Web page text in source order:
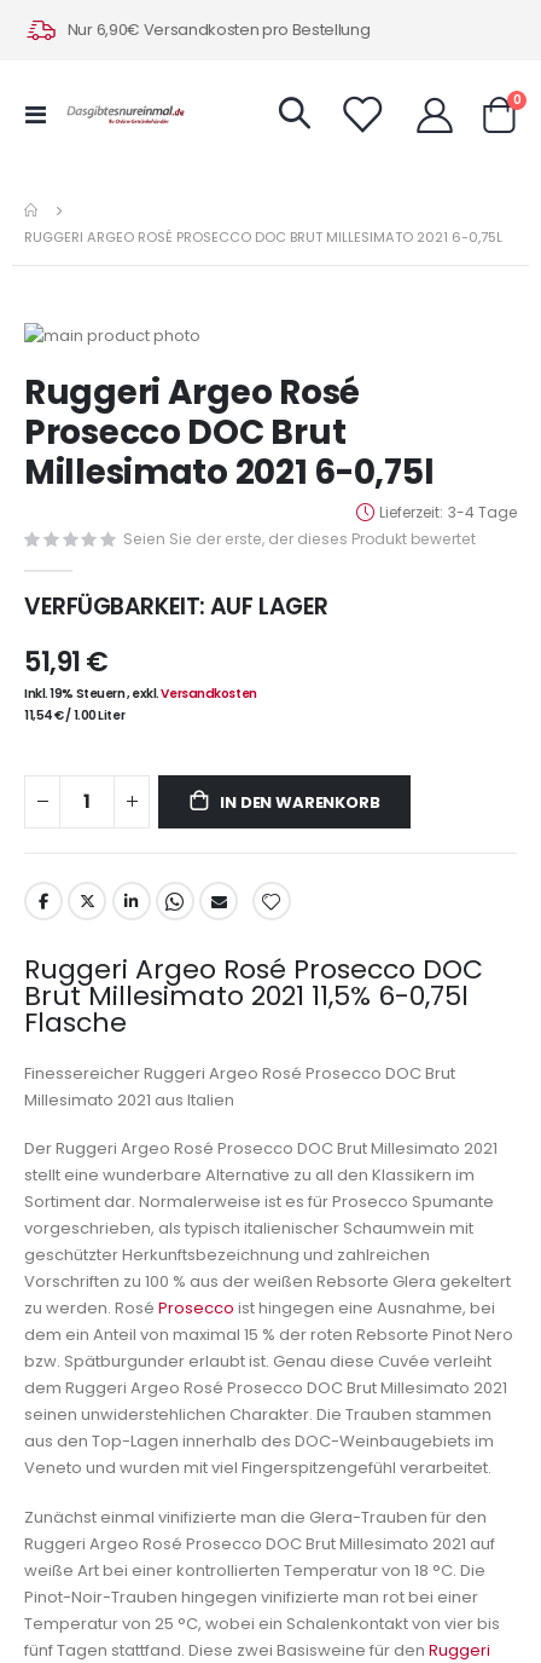
Nur 6,90€ Versandkosten pro Bestellung
Navigation
0
RUGGERI ARGEO ROSÉ PROSECCO DOC BRUT MILLESIMATO 2021 6-0,75L
Zum
der
Bildergalerie
springen
Anfang
der
Bildergalerie
springen
Ruggeri Argeo Rosé
Prosecco DOC Brut
Millesimato 2021 6-0,75l
Lieferzeit 3-4 Tage
Seien Sie der erste, der dieses Produkt bewertet
VERFÜGBARKEIT:AUF LAGER
51,91 €
Inkl. 19% Steuern,exkl.Versandkosten
11,54 €/1.00 Liter
IN DEN WARENKORB
Ruggeri Argeo Rosé Prosecco DOC
Brut Millesimato 2021 11,5% 6-0,75l
Flasche
Finessereicher Ruggeri Argeo Rosé Prosecco DOC Brut
Millesimato 2021 aus Italien
Der Ruggeri Argeo Rosé Prosecco DOC Brut Millesimato 2021
stellt eine wunderbare Alternative zu all den Klassikern im
Sortiment dar. Normalerweise ist es für Prosecco Spumante
vorgeschrieben, als typisch italienischer Schaumwein mit
geschützter Herkunftsbezeichnung und zahlreichen
Vorschriften zu 100 % aus der weißen Rebsorte Glera gekeltert
zu werden. Rosé Prosecco ist hingegen eine Ausnahme, bei
dem ein Anteil von maximal 15 % der roten Rebsorte Pinot Nero
bzw. Spätburgunder erlaubt ist. Genau diese Cuvée verleiht
dem Ruggeri Argeo Rosé Prosecco DOC Brut Millesimato 2021
seinen unwiderstehlichen Charakter. Die Trauben stammen
aus den Top-Lagen innerhalb des DOC-Weinbaugebiets im
Veneto und wurden mit viel Fingerspitzengefühl verarbeitet.
Zunächst einmal vinifizierte man die Glera-Trauben für den
Ruggeri Argeo Rosé Prosecco DOC Brut Millesimato 2021 auf
weiße Art bei einer kontrollierten Temperatur von 18 °C. Die
Pinot-Noir-Trauben hingegen vinifizierte man rot bei einer
Temperatur von 25 °C, wobei ein Schalenkontakt von vier bis
fünf Tagen stattfand. Diese zwei Basisweine für den Ruggeri